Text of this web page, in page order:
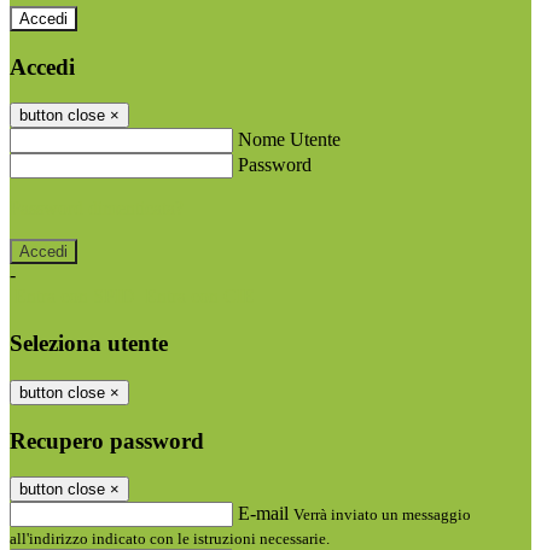
Accedi
Accedi
button close ×
Nome Utente
Password
-
Seleziona utente
button close ×
Recupero password
button close ×
E-mail Verrà inviato un messaggio
all'indirizzo indicato con le istruzioni necessarie.